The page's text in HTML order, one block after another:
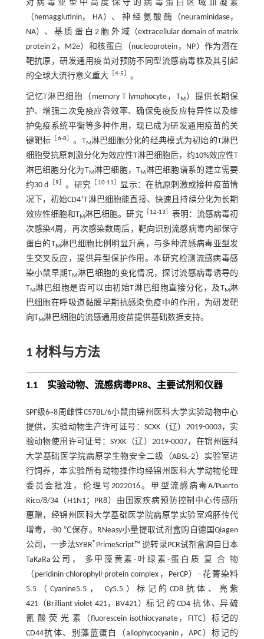
对病毒亚型中高度保守的病毒蛋白区域血凝素
（hemagglutinin， HA）、 神 经 氨 酸 酶（neuraminidase，
NA）、 基 质 蛋 白 2 胞 外 域（extracellular domain of matrix
protein 2，M2e）和核蛋白（nucleoprotein，NP）作为潜在
靶抗原，研发通用疫苗对预防不同型流感病毒株及其引起
的全球大流行意义重大［ 4-5 。
记忆T淋巴细胞（memory T lymphocyte，TM）提供长期保
护、增强二次免疫应答效率、确保免疫反应特异性以及维
护免疫系统平衡等多种作用，现已成为研发通用疫苗的关
键靶标
6-8 。TM淋巴细胞分化的经典模式为初始的T淋巴
细胞受抗原刺激分化为效应性T淋巴细胞后，约10%效应性T
淋巴细胞分化为TM淋巴细胞，TM淋巴细胞谱系的建立需要
约30 d
9］ 。研究 10-11
显示：在抗原刺激或接种疫苗情
况下，初始CD4+T淋巴细胞能直接、快速且持续分化为长期
效应性细胞和TM淋巴细胞。研究 12-13
表明：流感病毒初
次感染4周，再次感染数周后，靶向识别流感病毒内部保守
蛋白的TM淋巴细胞比例明显升高，与多种流感病毒亚型发
生交叉反应，提供异型保护作用。本研究检测流感病毒感
染小鼠早期TM淋巴细胞的变化情况，探讨流感病毒诱导的
TM淋巴细胞是否可以由初始T淋巴细胞直接分化，及TM淋
巴细胞在呼吸道黏膜早期抗感染免疫中的作用，为研发靶
向TM淋巴细胞的流感通用疫苗提供基础数据支持。
1 材料与方法
1.1 实验动物、流感病毒PR8、主要试剂和仪器
SPF级6~8周雌性C57BL/6小鼠由锦州医科大学实验动物中心
提供，实验动物生产许可证号：SCXK（辽）2019-0003，实
验动物使用许可证号：SYXK（辽）2019-0007，在锦州医科
大学基础医学院病原学生物安全二级（ABSL-2）实验室进
行饲养，本实验所有动物操作均经锦州医科大学动物伦理
委员会批准，伦理号2022016。甲型流感病毒A/Puerto
Rico/8/34（H1N1；PR8）由国家疾病预防控制中心传感所
惠赠，经锦州医科大学基础医学院病原学实验室鸡胚传代
增毒，-80 ℃保存。RNeasy小量提取试剂盒购自德国Qiagen
公司，一步法SYBR® PrimeScript™ 逆转录PCR试剂盒购自日本
TaKaRa公司， 多甲藻黄素-叶绿素-蛋白质 复 合 物
（peridinin-chlorophyll-protein complex，PerCP）- 花菁染料
5.5（Cyanine5.5， Cy5.5）标记的CD8抗体、亮紫
421（Brilliant violet 421，BV421）标 记 的 CD4 抗 体、异 硫
氰 酸 荧 光 素（fluorescein isothiocyanate，FITC）标记的
CD44抗体、别藻蓝蛋白（allophycocyanin，APC）标记的